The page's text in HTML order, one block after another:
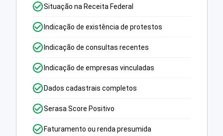
Situação na Receita Federal
Indicação de existência de protestos
Indicação de consultas recentes
Indicação de empresas vinculadas
Dados cadastrais completos
Serasa Score Positivo
Faturamento ou renda presumida